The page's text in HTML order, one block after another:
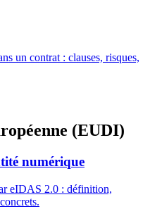
un contrat : clauses, risques,
(EUDI)
numérique
eIDAS 2.0 : définition,